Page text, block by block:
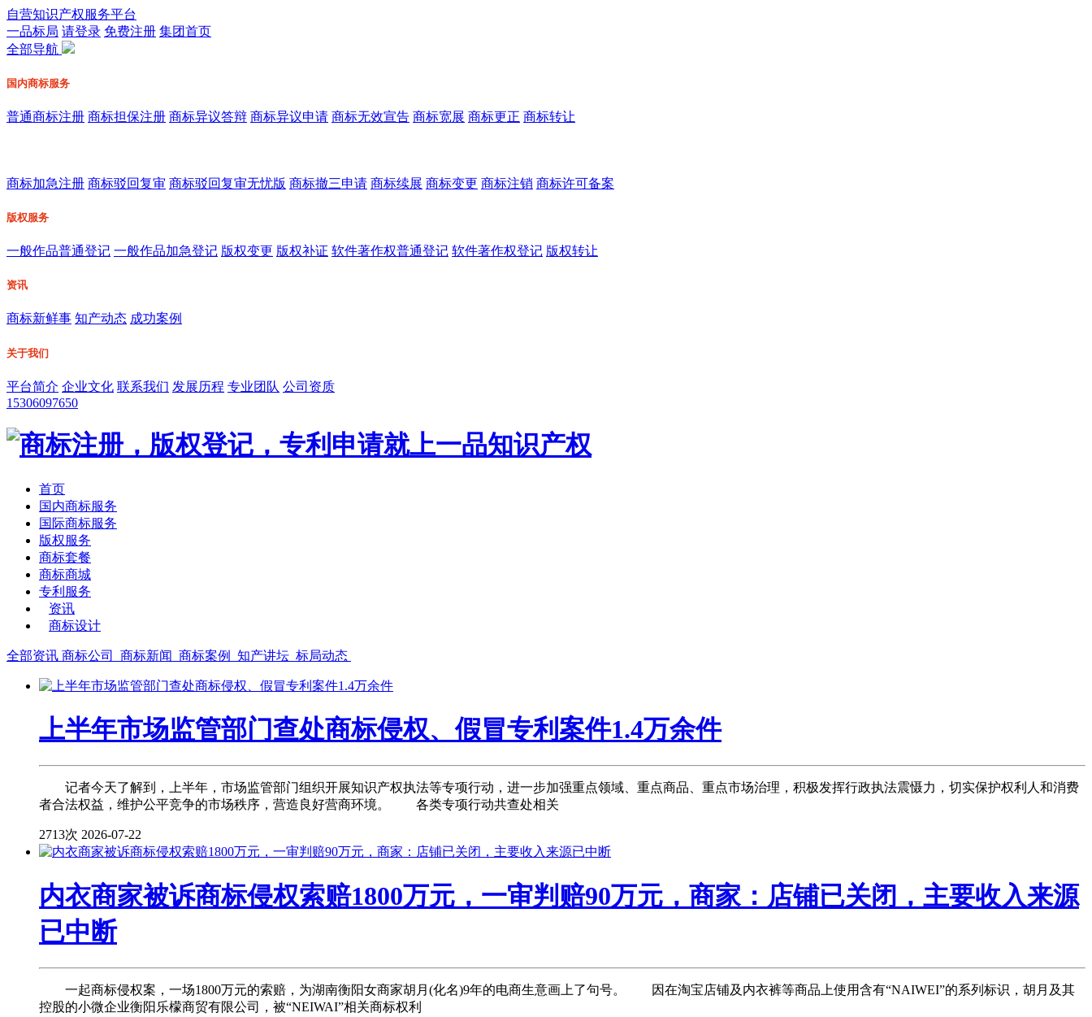
自营知识产权服务平台
一品标局 请登录 免费注册 集团首页
全部导航
国内商标服务
普通商标注册 商标担保注册 商标异议答辩 商标异议申请 商标无效宣告 商标宽展 商标更正 商标转让
商标加急注册 商标驳回复审 商标驳回复审无忧版 商标撤三申请 商标续展 商标变更 商标注销 商标许可备案
版权服务
一般作品普通登记 一般作品加急登记 版权变更 版权补证 软件著作权普通登记 软件著作权登记 版权转让
资讯
商标新鲜事 知产动态 成功案例
关于我们
平台简介 企业文化 联系我们 发展历程 专业团队 公司资质
15306097650
首页
国内商标服务
国际商标服务
版权服务
商标套餐
商标商城
专利服务
资讯
商标设计
全部资讯 商标公司 商标新闻 商标案例 知产讲坛 标局动态
上半年市场监管部门查处商标侵权、假冒专利案件1.4万余件
记者今天了解到，上半年，市场监管部门组织开展知识产权执法等专项行动，进一步加强重点领域、重点商品、重点市场治理，积极发挥行政执法震慑力，切实保护权利人和消费
者合法权益，维护公平竞争的市场秩序，营造良好营商环境。 各类专项行动共查处相关
2713次 2026-07-22
内衣商家被诉商标侵权索赔1800万元，一审判赔90万元，商家：店铺已关闭，主要收入来源
已中断
一起商标侵权案，一场1800万元的索赔，为湖南衡阳女商家胡月(化名)9年的电商生意画上了句号。 因在淘宝店铺及内衣裤等商品上使用含有“NAIWEI”的系列标识，胡月及其
控股的小微企业衡阳乐檬商贸有限公司，被“NEIWAI”相关商标权利